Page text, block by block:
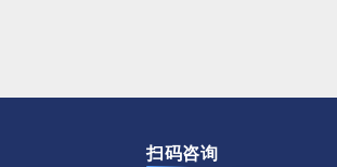
扫码咨询